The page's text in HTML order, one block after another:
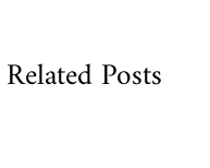
Related Posts